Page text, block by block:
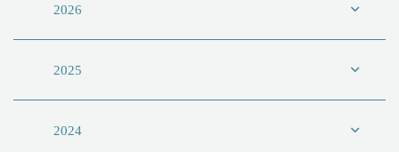
2026
2025
2024